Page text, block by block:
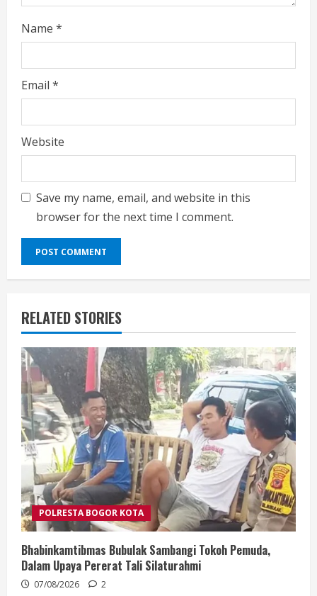
Name *
Email *
Website
Save my name, email, and website in this
browser for the next time I comment.
RELATED STORIES
POLRESTA BOGOR KOTA
Bhabinkamtibmas Bubulak Sambangi Tokoh Pemuda,
Dalam Upaya Pererat Tali Silaturahmi
07/08/2026 2